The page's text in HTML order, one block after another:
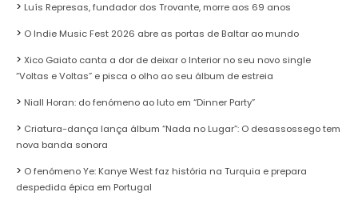
Luís Represas, fundador dos Trovante, morre aos 69 anos
O Indie Music Fest 2026 abre as portas de Baltar ao mundo
Xico Gaiato canta a dor de deixar o Interior no seu novo single
“Voltas e Voltas” e pisca o olho ao seu álbum de estreia
Niall Horan: do fenómeno ao luto em “Dinner Party”
Criatura-dança lança álbum “Nada no Lugar”: O desassossego tem
nova banda sonora
O fenómeno Ye: Kanye West faz história na Turquia e prepara
despedida épica em Portugal